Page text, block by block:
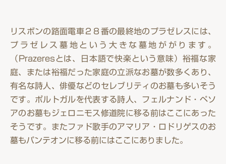
リスボンの路面電車２８番の最終地のプラゼレスには、
プラゼレス墓地という大きな墓地ががります。
（Prazeresとは、日本語で快楽という意味）裕福な家
庭、または裕福だった家庭の立派なお墓が数多くあり、
有名な詩人、俳優などのセレブリティのお墓も多いそう
です。ポルトガルを代表する詩人、フェルナンド・ペソ
アのお墓もジェロニモス修道院に移る前はここにあった
そうです。またファド歌手のアマリア・ロドリゲスのお
墓もパンテオンに移る前にはここにありました。